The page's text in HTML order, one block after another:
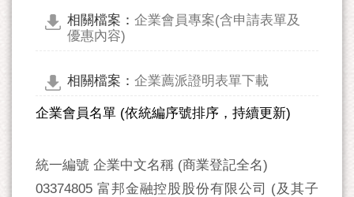
相關檔案： 企業會員專案(含申請表單及
優惠內容)
相關檔案： 企業薦派證明表單下載
企業會員名單 (依統編序號排序，持續更新)
統一編號 企業中文名稱 (商業登記全名)
03374805 富邦金融控股股份有限公司 (及其子